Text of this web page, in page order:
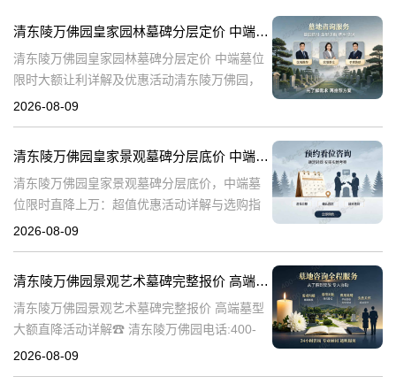
清东陵万佛园皇家园林墓碑分层定价 中端墓位限时大额让利详解及优惠活动
清东陵万佛园皇家园林墓碑分层定价 中端墓位
限时大额让利详解及优惠活动清东陵万佛园，
作为中国历史上著名的皇家陵园之一，承载着
2026-08-09
清东陵万佛园皇家景观墓碑分层底价 中端墓位限时直降上万：超值优惠活动详解与选购指南
清东陵万佛园皇家景观墓碑分层底价，中端墓
位限时直降上万：超值优惠活动详解与选购指
南☎ 清东陵万佛园电话:400-838-5063清东陵
2026-08-09
清东陵万佛园景观艺术墓碑完整报价 高端墓型大额直降活动详解
清东陵万佛园景观艺术墓碑完整报价 高端墓型
大额直降活动详解☎ 清东陵万佛园电话:400-
838-5063清东陵万佛园，作为中国著名的皇家
2026-08-09